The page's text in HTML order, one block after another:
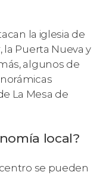
la iglesia de
la Puerta Nueva y
algunos de
La Mesa de
local?
se pueden